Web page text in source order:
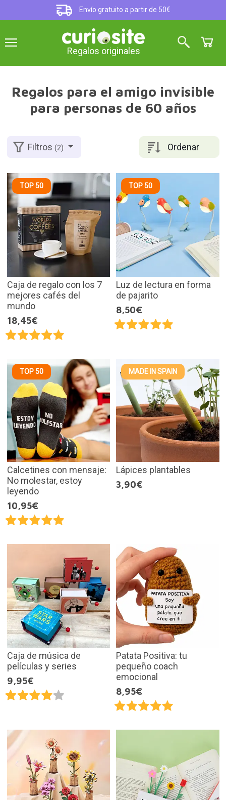
Envío gratuito a partir de 50€
Regalos originales
Regalos para el amigo invisible
para personas de 60 años
Ordenar
Filtros(2)
TOP 50
Caja de regalo con los 7
mejores cafés del
mundo
18,45€
TOP 50
Luz de lectura en forma
de pajarito
8,50€
TOP 50
Calcetines con mensaje:
No molestar, estoy
leyendo
10,95€
MADE IN SPAIN
Lápices plantables
3,90€
Caja de música de
películas y series
9,95€
Patata Positiva: tu
pequeño coach
emocional
8,95€